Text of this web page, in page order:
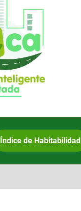
Índice de Habitabilidad